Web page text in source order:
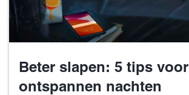
Beter slapen: 5 tips voor
ontspannen nachten